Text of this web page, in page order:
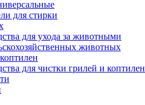
для стирки
для ухода за животными
животных
для чистки грилей и коптилен